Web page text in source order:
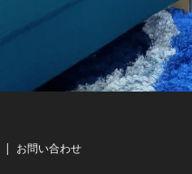
お問い合わせ